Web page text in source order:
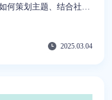
何策划主题、结合社会
荐使用来画作为制作工
模板，并具备AI一键转
2025.03.04